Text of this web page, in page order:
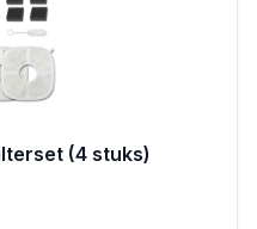
(4 stuks)